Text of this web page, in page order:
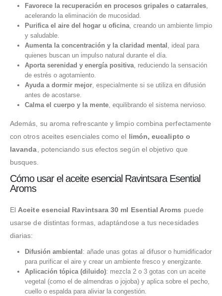
Favorece la recuperación en procesos gripales o catarrales,
acelerando la eliminación de mucosidad.
Purifica el aire del hogar u oficina, creando un ambiente limpio
y saludable.
Aumenta la concentración y la claridad mental , ideal para
quienes buscan un impulso natural durante el día.
Aporta serenidad y energía positiva, reduciendo la sensación
de estrés o agotamiento.
Ayuda a dormir mejor, especialmente si se utiliza en difusión
antes de acostarse.
Calma el cuerpo y la mente, equilibrando el sistema nervioso.
Además, su aroma refrescante y limpio combina perfectamente
con otros aceites esenciales como el limón, eucalipto o
lavanda, potenciando sus efectos según el objetivo que
busques.
Cómo usar el aceite esencial Ravintsara Esential
Aroms
ElAceite esencial Ravintsara 30 ml Esential Aroms puede
usarse de distintas formas, adaptándose a tus necesidades
diarias:
Difusión ambiental : añade unas gotas al difusor o humidificador
para purificar el aire y crear un ambiente fresco y energizante.
Aplicación tópica (diluido): mezcla 2 o 3 gotas con un aceite
vegetal (como el de almendras o jojoba) y aplica sobre el pecho,
cuello o espalda para aliviar la congestión.